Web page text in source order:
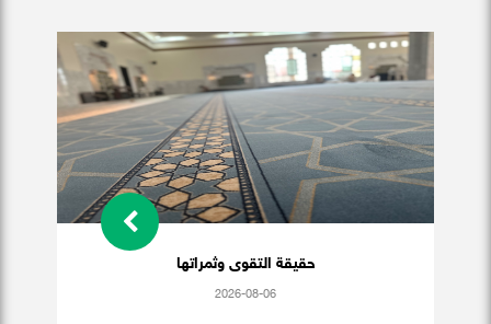
حقيقة التقوى وثمراتها
2026-08-06